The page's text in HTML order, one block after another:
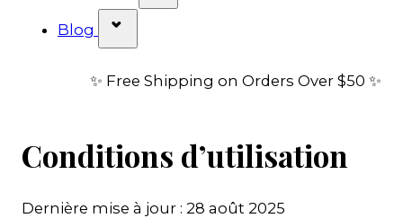
Blog
✨ Free Shipping on Orders Over $50 ✨
Conditions d’utilisation
Dernière mise à jour : 28 août 2025